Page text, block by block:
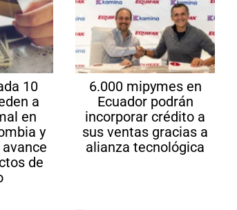
10
a
en
y
de
6.000 mipymes en
Ecuador podrán
incorporar crédito a
sus ventas gracias a
alianza tecnológica